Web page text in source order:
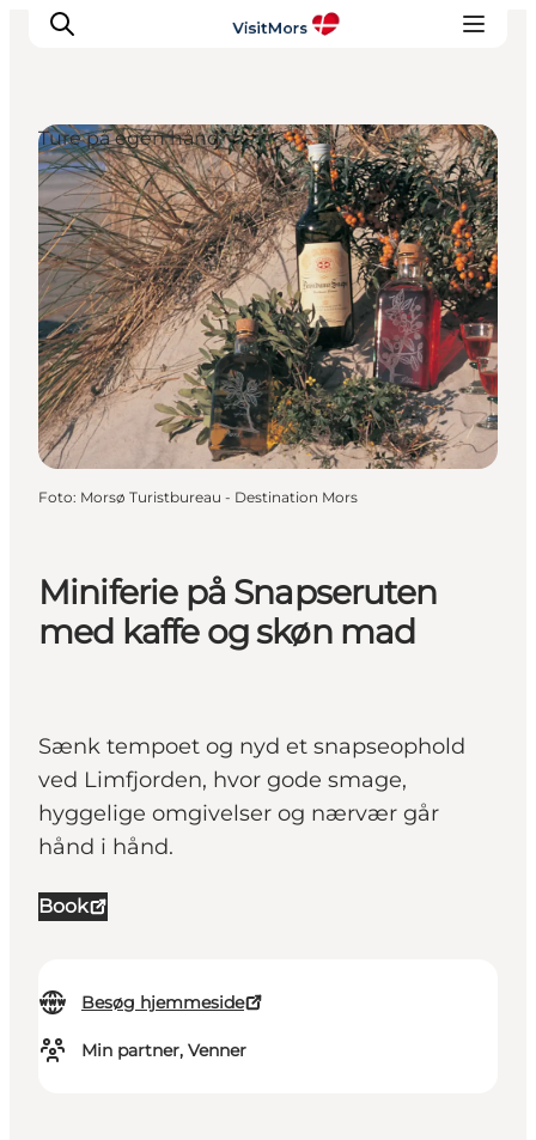
Aktiviteter
Oplevelser
Info om Mors
Overnatning
Pakketure / Ferieophold
Planlæg din tur
Miniferie på Snapseruten
med kaffe og skøn mad
Sænk tempoet og nyd et snapseophold
ved Limfjorden, hvor gode smage,
hyggelige omgivelser og nærvær går
hånd i hånd.
Book
Besøg hjemmeside
Min partner, Venner
Ture på egen hånd
Foto: Morsø Turistbureau - Destination Mors